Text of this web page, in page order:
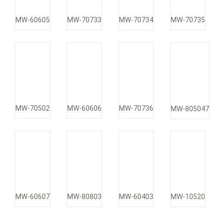
MW-60605 MW-70733 MW-70734 MW-70735
MW-70502 MW-60606 MW-70736 MW-805047
MW-60607 MW-80803 MW-60403 MW-10520